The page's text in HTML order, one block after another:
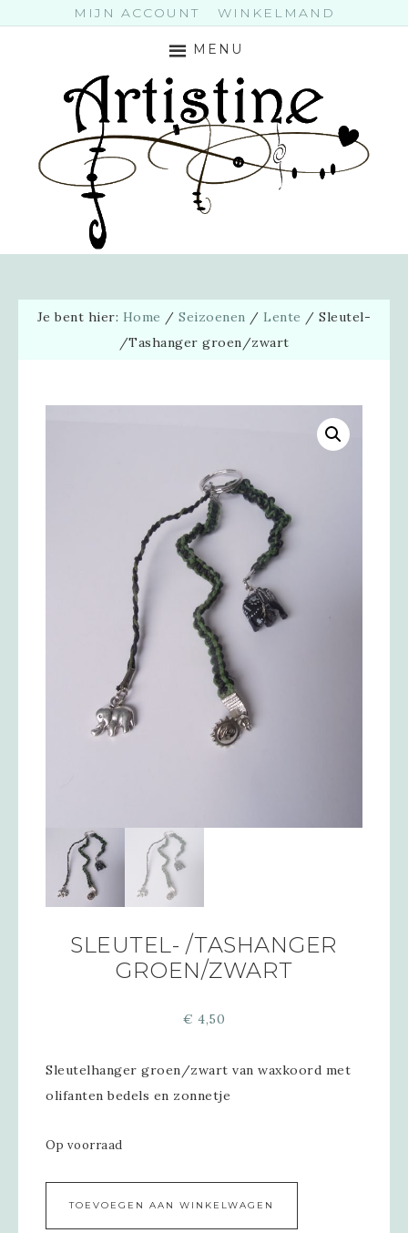
MIJN ACCOUNT WINKELMAND
MENU
Je bent hier: Home / Seizoenen / Lente / Sleutel-
/Tashanger groen/zwart
SLEUTEL- /TASHANGER
GROEN/ZWART
€ 4,50
Sleutelhanger groen/zwart van waxkoord met
olifanten bedels en zonnetje
Op voorraad
TOEVOEGEN AAN WINKELWAGEN